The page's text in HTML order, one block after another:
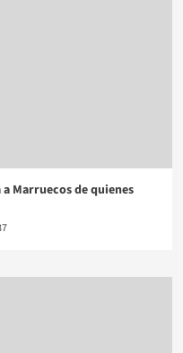
Marruecos de quienes